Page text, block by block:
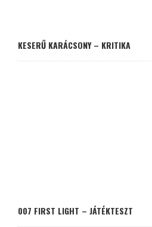
KESERŰ KARÁCSONY – KRITIKA
007 FIRST LIGHT – JÁTÉKTESZT